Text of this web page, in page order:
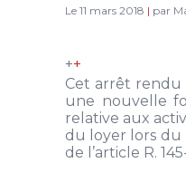
Le 11 mars 2018 | par
++
Cet arrêt rendu
une nouvelle
relative aux
du loyer lors du
de l’article R.